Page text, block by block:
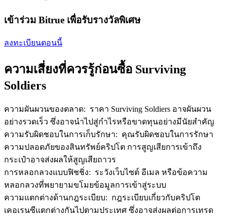
Deposit CASHCAT & Win
Share 500000 CASHCAT prize pool
Exclusive for BitMart Users
Register & Trade to Win 500,000 USDT
Precious Metals Trading Carnival
เข้าร่วม Bitrue เพื่อรับรางวัลพิเศษ
ลงทะเบียนตอนนี้
ความเสี่ยงที่ควรรู้ก่อนซื้อ Surviving
Soldiers
ความผันผวนของตลาด: ราคา Surviving Soldiers อาจผันผวน
อย่างรวดเร็ว ซึ่งอาจนำไปสู่กำไรหรือขาดทุนอย่างมีนัยสำคัญ
ความรับผิดชอบในการเก็บรักษา: คุณรับผิดชอบในการรักษา
ความปลอดภัยของสินทรัพย์คริปโต การสูญเสียการเข้าถึง
กระเป๋าอาจส่งผลให้สูญเสียถาวร
การหลอกลวงแบบฟิชชิ่ง: ระวังเว็บไซต์ อีเมล หรือข้อความ
หลอกลวงที่พยายามขโมยข้อมูลการเข้าสู่ระบบ
ความแตกต่างด้านกฎระเบียบ: กฎระเบียบเกี่ยวกับคริปโต
เคอเรนซีแตกต่างกันไปตามประเทศ ซึ่งอาจส่งผลต่อการเทรด